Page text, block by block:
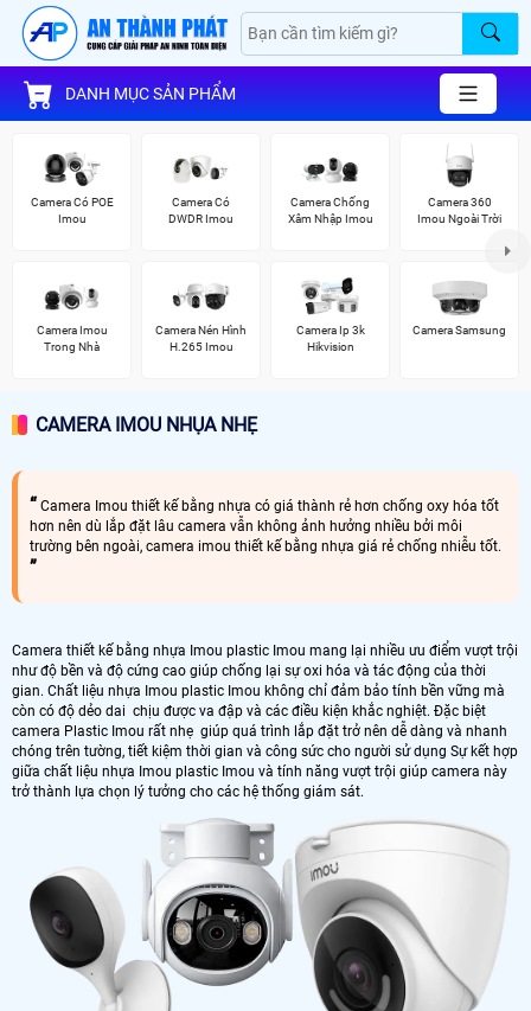
DANH MỤC SẢN PHẨM
Camera Có POE
Imou
Camera Có
DWDR Imou
Camera Chống
Xâm Nhập Imou
Camera 360
Imou Ngoài Trời
Camera Imou
Trong Nhà
Camera Nén Hình
H.265 Imou
Camera Ip 3k
Hikvision
Camera Samsung
CAMERA IMOU NHỤA NHẸ
Camera Imou thiết kế bằng nhựa có giá thành rẻ hơn chống oxy hóa tốt
hơn nên dù lắp đặt lâu camera vẫn không ảnh hưởng nhiều bởi môi
trường bên ngoài, camera imou thiết kế bằng nhựa giá rẻ chống nhiễu tốt.
Camera thiết kế bằng nhựa Imou plastic Imou mang lại nhiều ưu điểm vượt trội
như độ bền và độ cứng cao giúp chống lại sự oxi hóa và tác động của thời
gian. Chất liệu nhựa Imou plastic Imou không chỉ đảm bảo tính bền vững mà
còn có độ dẻo dai chịu được va đập và các điều kiện khắc nghiệt. Đặc biệt
camera Plastic Imou rất nhẹ giúp quá trình lắp đặt trở nên dễ dàng và nhanh
chóng trên tường, tiết kiệm thời gian và công sức cho người sử dụng Sự kết hợp
giữa chất liệu nhựa Imou plastic Imou và tính năng vượt trội giúp camera này
trở thành lựa chọn lý tưởng cho các hệ thống giám sát.